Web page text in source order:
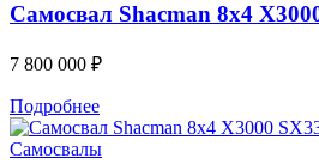
Самосвал Shacman 8x4
7 800 000 ₽
Подробнее
Самосвалы